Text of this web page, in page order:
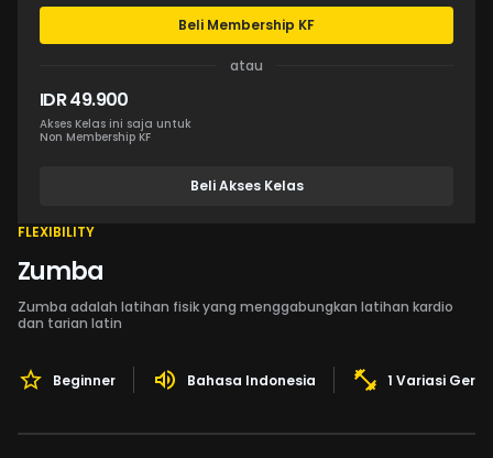
Beli Membership KF
atau
IDR 49.900
Akses Kelas ini saja untuk
Non Membership KF
Beli Akses Kelas
FLEXIBILITY
Zumba
Zumba adalah latihan fisik yang menggabungkan latihan kardio
dan tarian latin
Beginner Bahasa Indonesia 1 Variasi